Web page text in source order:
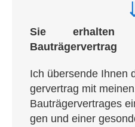
Sie erhal­ten
Bauträgervertrag
Ich über­sen­de Ihnen
ger­ver­trag mit
Bau­trä­ger­ver­tra­ges
gen und einer